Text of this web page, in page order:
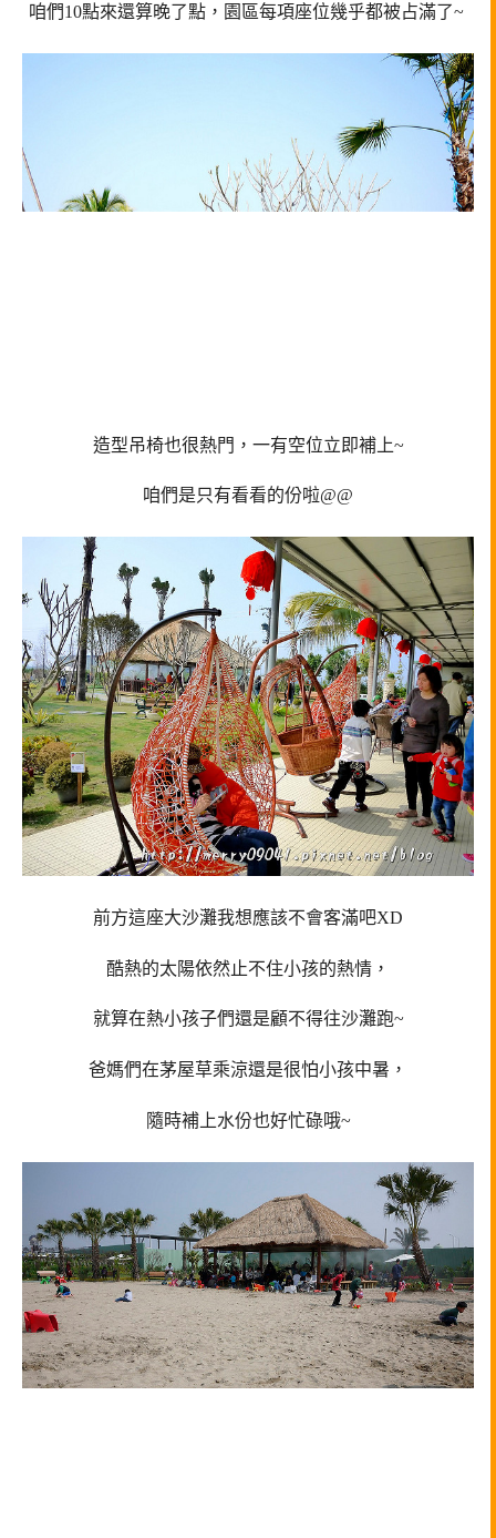
咱們10點來還算晚了點，園區每項座位幾乎都被占滿了~
造型吊椅也很熱門，一有空位立即補上~
咱們是只有看看的份啦@@
前方這座大沙灘我想應該不會客滿吧XD
酷熱的太陽依然止不住小孩的熱情，
就算在熱小孩子們還是顧不得往沙灘跑~
爸媽們在茅屋草乘涼還是很怕小孩中暑，
隨時補上水份也好忙碌哦~